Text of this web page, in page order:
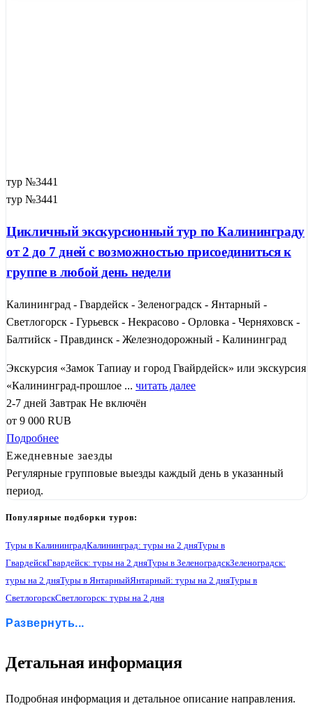
тур №3441
тур №3441
Цикличный экскурсионный тур по Калининграду
от 2 до 7 дней с возможностью присоединиться к
группе в любой день недели
Калининград - Гвардейск - Зеленоградск - Янтарный -
Светлогорск - Гурьевск - Некрасово - Орловка - Черняховск -
Балтийск - Правдинск - Железнодорожный - Калининград
Экскурсия «Замок Тапиау и город Гвайрдейск» или экскурсия
«Калининград-прошлое ... читать далее
2-7 дней Завтрак Не включён
от 9 000 RUB
Подробнее
Ежедневные заезды
Регулярные групповые выезды каждый день в указанный
период.
Популярные подборки туров:
Туры в КалининградКалининград: туры на 2 дняТуры в
ГвардейскГвардейск: туры на 2 дняТуры в ЗеленоградскЗеленоградск:
туры на 2 дняТуры в ЯнтарныйЯнтарный: туры на 2 дняТуры в
СветлогорскСветлогорск: туры на 2 дня
Некрасово: туры на 2 дня
Туры в Правдинск
Туры в ЖелезнодорожныйЖелезнодорожный: туры на 2 дня
Развернуть...
Детальная информация
Подробная информация и детальное описание направления.